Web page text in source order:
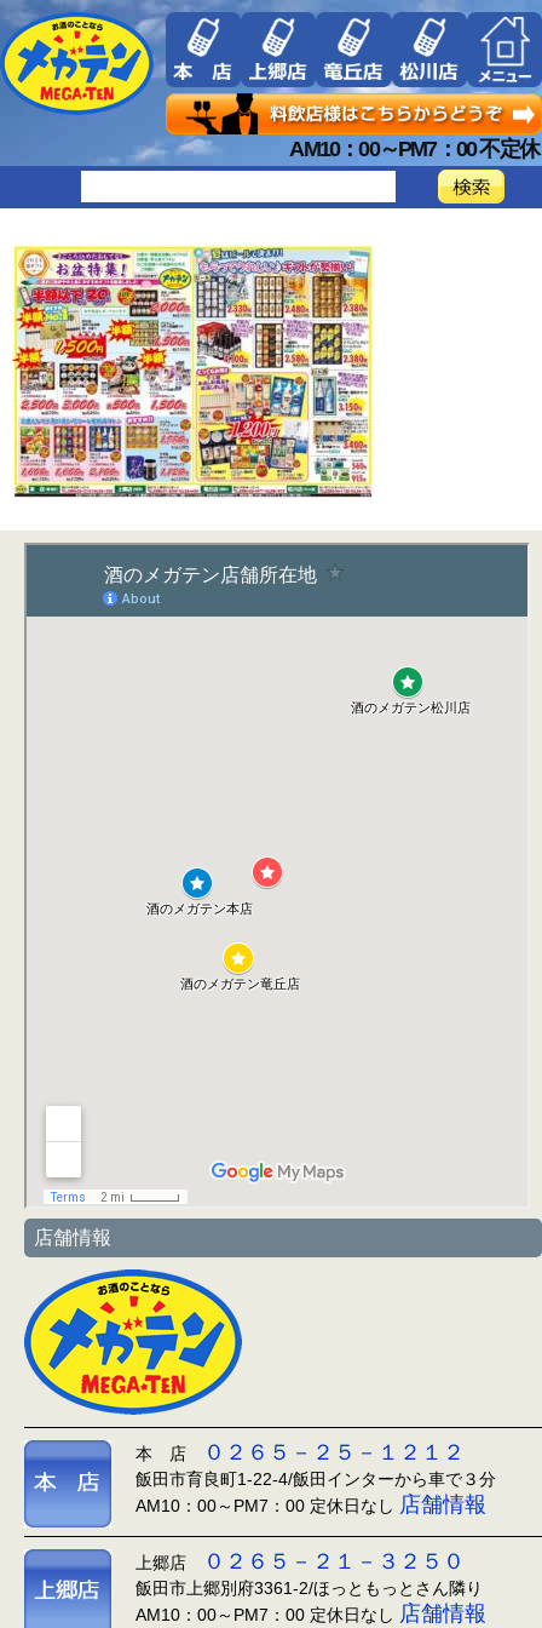
AM10：00～PM7：00 不定休
店舗情報
本 店 ０２６５－２５－１２１２
飯田市育良町1-22-4/飯田インターから車で３分
AM10：00～PM7：00 定休日なし 店舗情報
上郷店 ０２６５－２１－３２５０
飯田市上郷別府3361-2/ほっともっとさん隣り
AM10：00～PM7：00 定休日なし 店舗情報